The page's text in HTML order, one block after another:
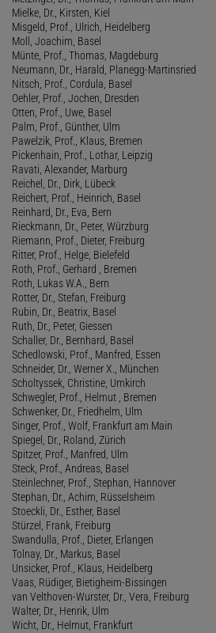
Mielke, Dr., Kirsten, Kiel
Misgeld, Prof., Ulrich, Heidelberg
Moll, Joachim, Basel
Münte, Prof., Thomas, Magdeburg
Neumann, Dr., Harald, Planegg-Martinsried
Nitsch, Prof., Cordula, Basel
Oehler, Prof., Jochen, Dresden
Otten, Prof., Uwe, Basel
Palm, Prof., Günther, Ulm
Pawelzik, Prof., Klaus, Bremen
Pickenhain, Prof., Lothar, Leipzig
Ravati, Alexander, Marburg
Reichel, Dr., Dirk, Lübeck
Reichert, Prof., Heinrich, Basel
Reinhard, Dr., Eva, Bern
Rieckmann, Dr., Peter, Würzburg
Riemann, Prof., Dieter, Freiburg
Ritter, Prof., Helge, Bielefeld
Roth, Prof., Gerhard , Bremen
Roth, Lukas W.A., Bern
Rotter, Dr., Stefan, Freiburg
Rubin, Dr., Beatrix, Basel
Ruth, Dr., Peter, Giessen
Schaller, Dr., Bernhard, Basel
Schedlowski, Prof., Manfred, Essen
Schneider, Dr., Werner X., München
Scholtyssek, Christine, Umkirch
Schwegler, Prof., Helmut , Bremen
Schwenker, Dr., Friedhelm, Ulm
Singer, Prof., Wolf, Frankfurt am Main
Spiegel, Dr., Roland, Zürich
Spitzer, Prof., Manfred, Ulm
Steck, Prof., Andreas, Basel
Steinlechner, Prof., Stephan, Hannover
Stephan, Dr., Achim, Rüsselsheim
Stoeckli, Dr., Esther, Basel
Stürzel, Frank, Freiburg
Swandulla, Prof., Dieter, Erlangen
Tolnay, Dr., Markus, Basel
Unsicker, Prof., Klaus, Heidelberg
Vaas, Rüdiger, Bietigheim-Bissingen
van Velthoven-Wurster, Dr., Vera, Freiburg
Walter, Dr., Henrik, Ulm
Wicht, Dr., Helmut, Frankfurt